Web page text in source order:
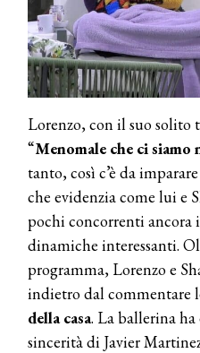
Lorenzo, con il suo
“Menomale che ci siamo
tanto, così c’è da
che evidenzia come lui e
pochi concorrenti ancora
dinamiche interessanti.
programma, Lorenzo e
indietro dal commentare
della casa. La ballerina
sincerità di Javier